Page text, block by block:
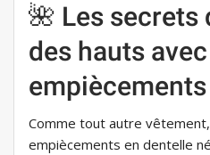
🌺 Les secrets
des hauts avec
Comme tout autre
empiècements en dentelle